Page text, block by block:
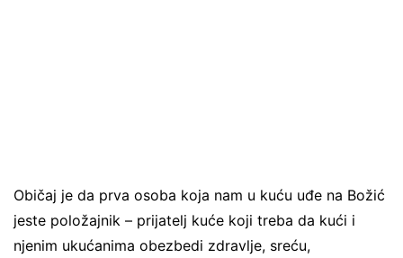
Običaj je da prva osoba koja nam u kuću uđe na Božić
jeste položajnik – prijatelj kuće koji treba da kući i
njenim ukućanima obezbedi zdravlje, sreću,